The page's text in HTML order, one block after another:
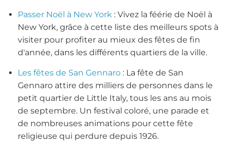
Passer Noël à New York : Vivez la féérie de Noël à
New York, grâce à cette liste des meilleurs spots à
visiter pour profiter au mieux des fêtes de fin
d'année, dans les différents quartiers de la ville.
Les fêtes de San Gennaro : La fête de San
Gennaro attire des milliers de personnes dans le
petit quartier de Little Italy, tous les ans au mois
de septembre. Un festival coloré, une parade et
de nombreuses animations pour cette fête
religieuse qui perdure depuis 1926.